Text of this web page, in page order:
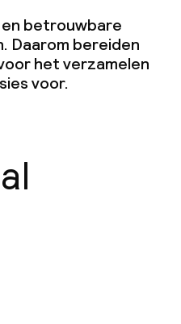
en betrouwbare
Daarom bereiden
het verzamelen
voor.